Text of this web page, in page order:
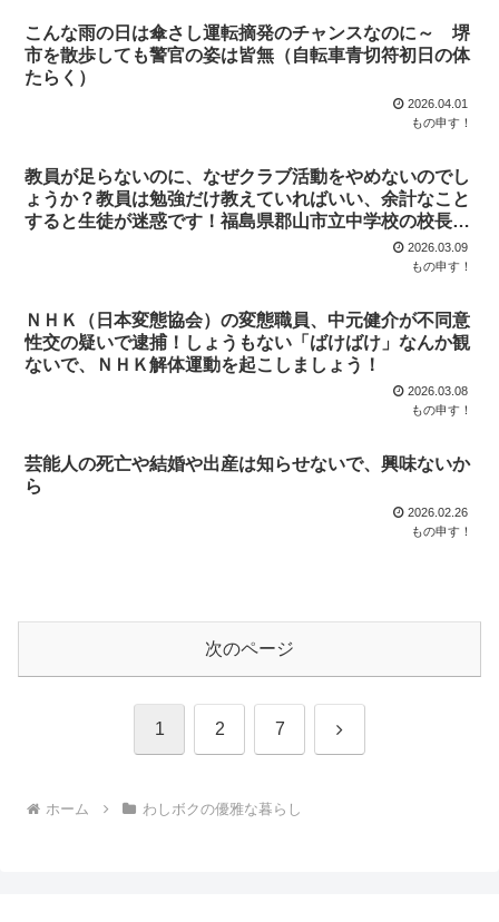
こんな雨の日は傘さし運転摘発のチャンスなのに～ 堺
市を散歩しても警官の姿は皆無（自転車青切符初日の体
たらく）
2026.04.01
もの申す！
教員が足らないのに、なぜクラブ活動をやめないのでし
ょうか？教員は勉強だけ教えていればいい、余計なこと
すると生徒が迷惑です！福島県郡山市立中学校の校長は
いじめを隠ぺいすることだけが仕事です、暇ですね2026.03.09
もの申す！
ＮＨＫ（日本変態協会）の変態職員、中元健介が不同意
性交の疑いで逮捕！しょうもない「ばけばけ」なんか観
ないで、ＮＨＫ解体運動を起こしましょう！
2026.03.08
もの申す！
芸能人の死亡や結婚や出産は知らせないで、興味ないか
ら
2026.02.26
もの申す！
次のページ
1 2 7 次
ホーム わしボクの優雅な暮らし